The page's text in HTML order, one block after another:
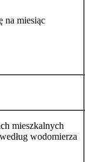
na miesiąc
mieszkalnych
wodomierza